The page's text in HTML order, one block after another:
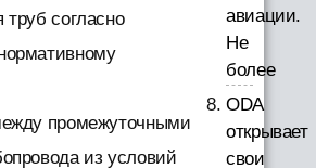
согласно
промежуточными
из условий
авиации.
Не
более
ODA
открывает
свои